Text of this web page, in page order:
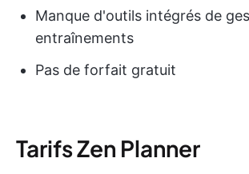
Manque d'outils intégrés de
entraînements
Pas de forfait gratuit
Tarifs Zen Planner